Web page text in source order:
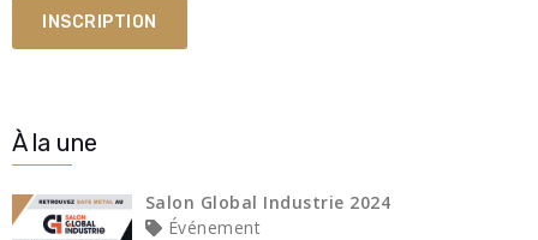
À la une
Salon Global Industrie 2024
Événement